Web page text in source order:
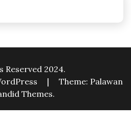
Reserved 2024.
|
Theme: Palawan
Themes.